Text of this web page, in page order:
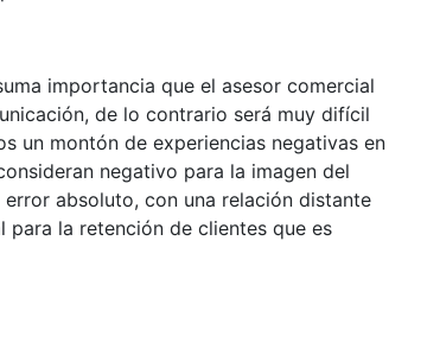
importancia que el asesor comercial
de lo contrario será muy difícil
un montón de experiencias negativas en
negativo para la imagen del
absoluto, con una relación distante
la retención de clientes que es